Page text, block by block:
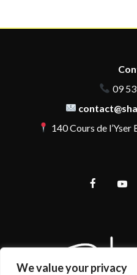
We value your privacy
09
140 Cours de